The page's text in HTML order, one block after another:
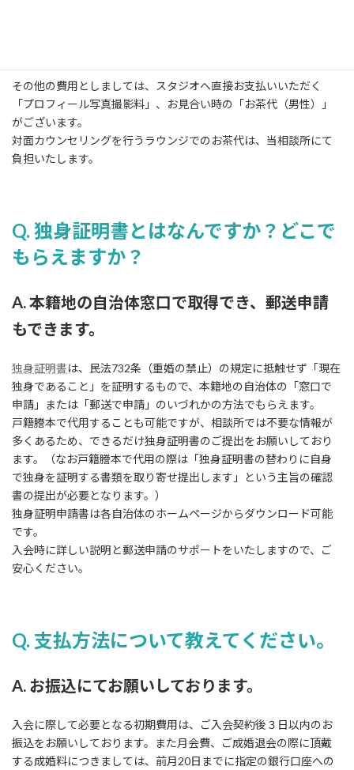
その他の費用としましては、スタジオへ直接お支払いいただく
「プロフィール写真撮影料」、お見合い時の「お茶代（男性）」
がございます。
対面カウンセリングを行うラウンジでのお茶代は、当相談所にて
負担いたします。
Q. 独身証明書とはなんですか？どこで
もらえますか？
A. 本籍地の自治体窓口で取得でき、郵送申請
もできます。
独身証明書は、民法732条（重婚の禁止）の規定に抵触せず「現在
独身であること」を証明するもので、本籍地の自治体の「窓口で
申請」または「郵送で申請」のいづれかの方法でもらえます。
戸籍謄本で代用することも可能ですが、相談所では不要な情報が
多くあるため、できるだけ独身証明書のご提出をお願いしており
ます。（なお戸籍謄本で代用の際は「独身証明書の替わりに自身
で独身を証明する書類を取り寄せ提出します」という主旨の確認
書の提出が必要となります。）
独身証明申請書は各自治体のホームページからダウンロード可能
です。
入会時に詳しい説明と郵送申請のサポートをいたしますので、ご
安心ください。
Q. 支払方法について教えてください。
A. お振込にてお願いしております。
入会に際して必要となる初期費用は、ご入会契約後３日以内のお
振込をお願いしております。また月会費、ご成婚退会の際に頂戴
する成婚料につきましては、前月20日までに指定の銀行口座への